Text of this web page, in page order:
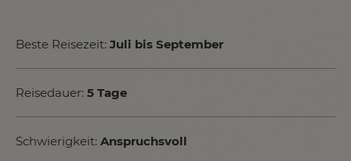
Beste Reisezeit: Juli bis September
Reisedauer: 5 Tage
Schwierigkeit: Anspruchsvoll